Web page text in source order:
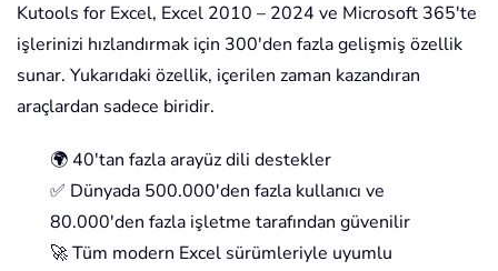
Kutools for Excel, Excel 2010 – 2024 ve Microsoft 365'te
işlerinizi hızlandırmak için 300'den fazla gelişmiş özellik
sunar. Yukarıdaki özellik, içerilen zaman kazandıran
araçlardan sadece biridir.
🌍 40'tan fazla arayüz dili destekler
✅ Dünyada 500.000'den fazla kullanıcı ve
80.000'den fazla işletme tarafından güvenilir
🚀 Tüm modern Excel sürümleriyle uyumlu